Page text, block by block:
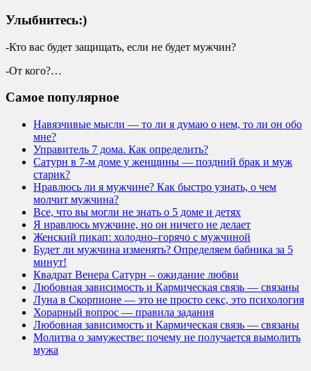
Улыбнитесь:)
-Кто вас будет защищать, если не будет мужчин?
-От кого?…
Самое популярное
Навязчивые мысли — то ли я думаю о нем, то ли он обо
мне?
Управитель 7 дома. Как определить?
Сатурн в 7-м доме у женщины — поздний брак и муж
старик?
Нравлюсь ли я мужчине? Как быстро узнать, о чем
молчит мужчина?
Все, что вы могли не знать о 5 доме и детях
Я нравлюсь мужчине, но он ничего не делает
Женский пикап: холодно–горячо с мужчиной
Будет ли мужчина изменять? Определяем бабника за 5
минут!
Квадрат Венера Сатурн – ожидание любви
Любовная зависимость и Кармическая связь — связаны
Луна в Скорпионе — это не просто секс, это психология
Хорарный вопрос — правила задания
Любовная зависимость и Кармическая связь — связаны
Молитва о замужестве: почему не получается вымолить
мужа